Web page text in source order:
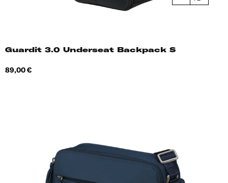
Guardit 3.0 Underseat Backpack S
Hind
89,00 €